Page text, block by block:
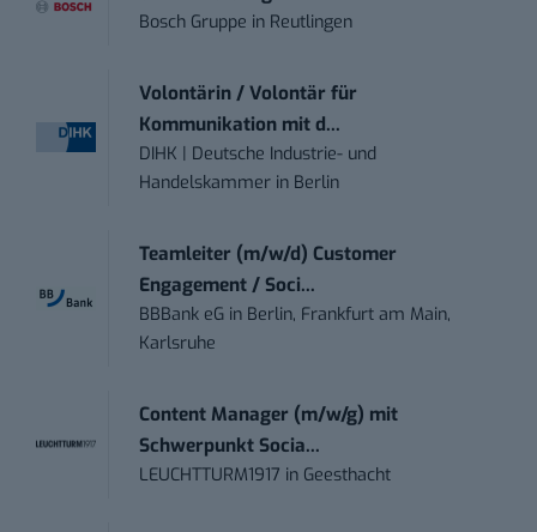
Bosch Gruppe in Reutlingen
Volontärin / Volontär für
Kommunikation mit d...
DIHK | Deutsche Industrie- und
Handelskammer in Berlin
Teamleiter (m/w/d) Customer
Engagement / Soci...
BBBank eG in Berlin, Frankfurt am Main,
Karlsruhe
Content Manager (m/w/g) mit
Schwerpunkt Socia...
LEUCHTTURM1917 in Geesthacht